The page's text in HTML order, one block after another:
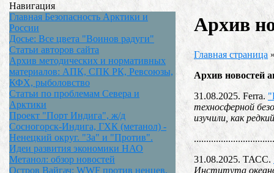
Навигация
Главная Безопасность Арктики и
России
Досье: Все цвета "Воинов радуги"
Статьи авторов сайта
Архив методических и нормативных
материалов: АПК, СПК РК, Ревсоюзы,
КФХ, рыболовство
Статьи по проблемам Севера и
Арктики
Проект "Порт Индига", ж/д
Сосногорск-Индига, ГХК (метанол) -
Ненецкий округ. "За" и "Против".
Идеи развития экономики НАО
Метанол: обзор новостей
Остров Вайгач: WWF против ненцев.
Архив
Главная страница
Архив новостей
31.08.2025. Ferra.
техносферной
изучили, как
31.08.2025. ТАСС.
Института